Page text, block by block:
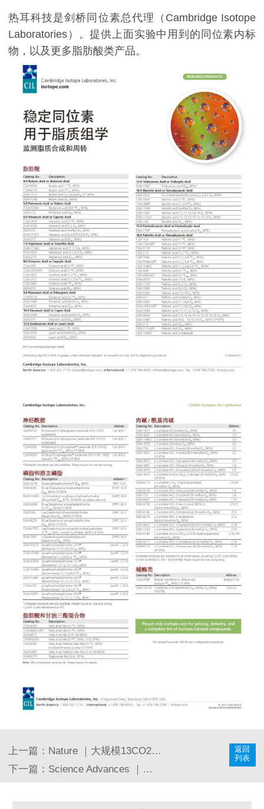
热耳科技是剑桥同位素总代理（Cambridge Isotope
Laboratories）。提供上面实验中用到的同位素内标
物，以及更多脂肪酸类产品。
上一篇： Nature ｜大规模13CO2脉冲标记实验——手性单萜揭示森林排放机制和干旱
返回
列表
下一篇： Science Advances ｜利用13C同位素标记量化豆荚壁光合作用对种子生物量的重